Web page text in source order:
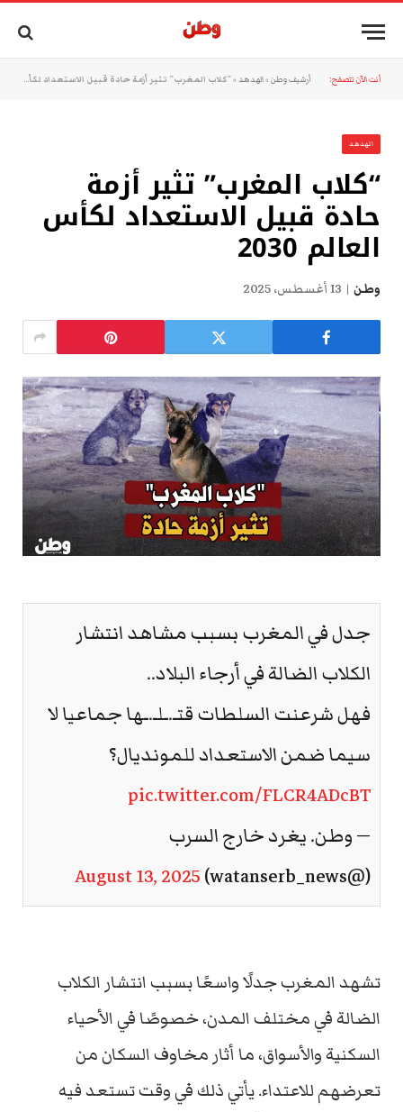
أنت الآن تتصفح: أرشيف وطن »الهدهد »“كلاب المغرب” تثير أزمة حادة قبيل الاستعداد لكأس العالم 2030
الهدهد
“كلاب المغرب” تثير أزمة
حادة قبيل الاستعداد لكأس
العالم 2030
وطن 13 أغسطس، 2025
جدل في المغرب بسبب مشاهد انتشار
الكلاب الضالة في أرجاء البلاد..
فهل شرعنت السلطات قتـ.ـلـ.ـها جماعيا لا
سيما ضمن الاستعداد للمونديال؟
pic.twitter.com/FLCR4ADcBT
— وطن. يغرد خارج السرب
(@watanserb_news)
August 13, 2025
تشهد المغرب جدلًا واسعًا بسبب انتشار الكلاب
الضالة في مختلف المدن، خصوصًا في الأحياء
السكنية والأسواق، ما أثار مخاوف السكان من
تعرضهم للاعتداء. يأتي ذلك في وقت تستعد فيه